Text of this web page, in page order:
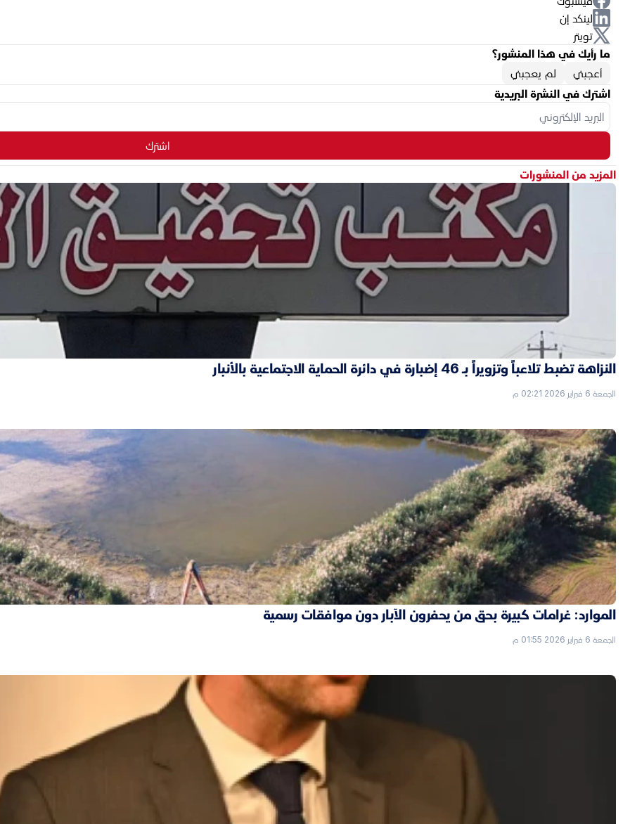
لينكد إن
تويتر
ما رأيك في هذا المنشور؟
أعجبني
لم يعجبني
اشترك في النشرة البريدية
اشترك
المزيد من المنشورات
النزاهة تضبط تلاعباً وتزويراً بـ 46 إضبارة في دائرة الحماية الاجتماعية بالأنبار
الجمعة 6 فبراير 2026 02:21 م
الموارد: غرامات كبيرة بحق من يحفرون الآبار دون موافقات رسمية
الجمعة 6 فبراير 2026 01:55 م